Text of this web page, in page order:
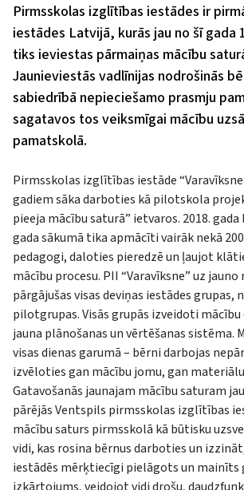
Pirmsskolas izglītības iestādes ir
iestādes Latvijā, kurās jau no šī gada
tiks ieviestas pārmaiņas mācību
Jaunieviestās vadlīnijas nodrošinās
sabiedrībā nepieciešamo prasmju
sagatavos tos veiksmīgai mācību
pamatskolā.
Pirmsskolas izglītības iestāde
gadiem sāka darboties kā pilotskola
pieeja mācību saturā” ietvaros. 2018. gada
gada sākumā tika apmācīti vairāk nekā
pedagogi, daloties pieredzē un ļaujot
mācību procesu. PII “Varavīksne” uz
pārgājušas visas deviņas iestādes grupas,
pilotgrupas. Visās grupās izveidoti
jauna plānošanas un vērtēšanas sistēma.
visas dienas garumā – bērni darbojas
izvēloties gan mācību jomu, gan
Gatavošanās jaunajam mācību saturam
pārējās Ventspils pirmsskolas izglītības
mācību saturs pirmsskolā kā būtisku
vidi, kas rosina bērnus darboties un
iestādēs mērķtiecīgi pielāgots un mainīts